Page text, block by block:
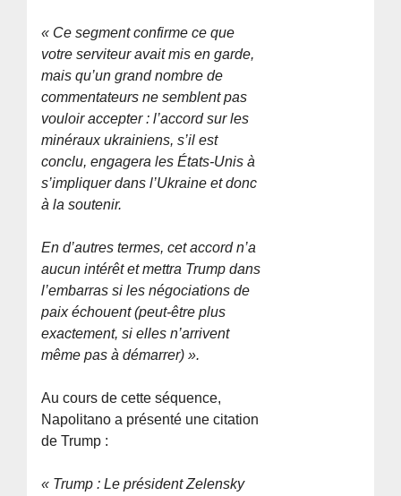
« Ce segment confirme ce que
votre serviteur avait mis en garde,
mais qu’un grand nombre de
commentateurs ne semblent pas
vouloir accepter : l’accord sur les
minéraux ukrainiens, s’il est
conclu, engagera les États-Unis à
s’impliquer dans l’Ukraine et donc
à la soutenir.
En d’autres termes, cet accord n’a
aucun intérêt et mettra Trump dans
l’embarras si les négociations de
paix échouent (peut-être plus
exactement, si elles n’arrivent
même pas à démarrer) ».
Au cours de cette séquence,
Napolitano a présenté une citation
de Trump :
« Trump : Le président Zelensky